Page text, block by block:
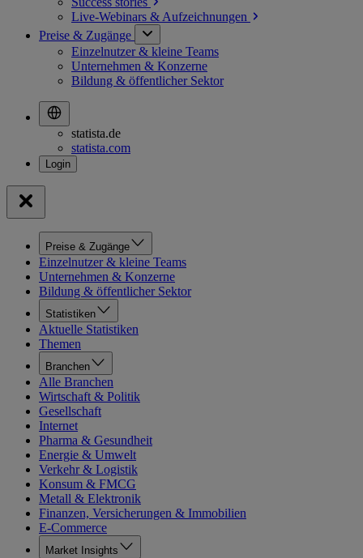
Live-Webinars & Aufzeichnungen
Preise & Zugänge
Einzelnutzer & kleine Teams
Unternehmen & Konzerne
Bildung & öffentlicher Sektor
statista.de
statista.com
Preise & Zugänge
Einzelnutzer & kleine Teams
Unternehmen & Konzerne
Bildung & öffentlicher Sektor
Statistiken
Aktuelle Statistiken
Themen
Branchen
Alle Branchen
Wirtschaft & Politik
Gesellschaft
Internet
Pharma & Gesundheit
Energie & Umwelt
Verkehr & Logistik
Konsum & FMCG
Metall & Elektronik
Finanzen, Versicherungen & Immobilien
E-Commerce
Market Insights